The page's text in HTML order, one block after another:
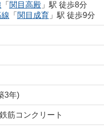
「 関目高殿」駅 徒歩8分
「 関目成育」駅 徒歩9分
3年)
筋コンクリート